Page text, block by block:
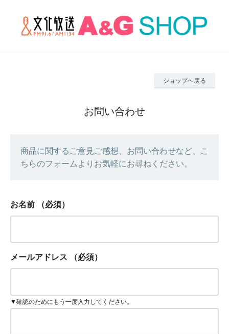
ショップへ戻る
お問い合わせ
商品に関するご意見ご感想、お問い合わせなど、こ
ちらのフォームよりお気軽にお尋ねください。
お名前 （必須）
メールアドレス （必須）
▼確認のためにもう一度入力してください。